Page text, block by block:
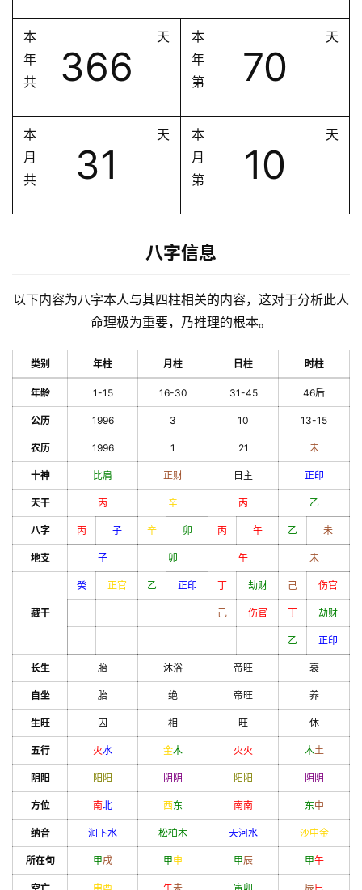
本
年
共
366
天
本
年
第
70
天
本
月
共
31
天
本
月
第
10
天
八字信息
以下内容为八字本人与其四柱相关的内容，这对于分析此人
命理极为重要，乃推理的根本。
类别 年柱 月柱 日柱 时柱
年龄 1-15 16-30 31-45 46后
公历 1996 3 10 13-15
农历 1996 1 21 未
十神 比肩 正财 日主 正印
天干 丙 辛 丙 乙
八字 丙 子 辛 卯 丙 午 乙 未
地支 子 卯 午 未
藏干
癸 正官 乙 正印 丁 劫财 己 伤官
己 伤官 丁 劫财
乙 正印
长生 胎 沐浴 帝旺 衰
自坐 胎 绝 帝旺 养
生旺 囚 相 旺 休
五行 火水 金木 火火 木土
阴阳 阳 阳 阴 阴 阳 阳 阴 阴
方位 南北 西东 南南 东中
纳音 涧下水 松柏木 天河水 沙中金
所在旬 甲戌 甲申 甲辰 甲午